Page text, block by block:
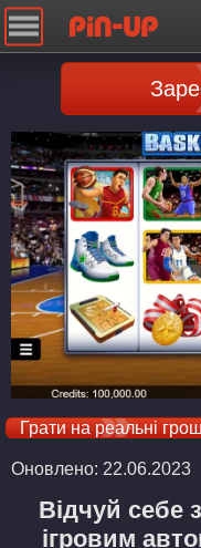
Грати на реальні
Оновлено: 22.06.2023
Відчуй себе
ігровим